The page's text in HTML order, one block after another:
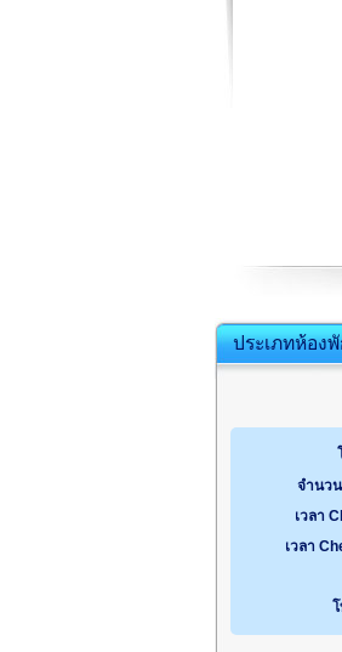
ประเภทห้อง
จำนว
เวลา
เวลา